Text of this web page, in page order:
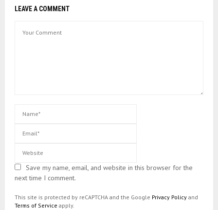
LEAVE A COMMENT
Save my name, email, and website in this browser for the
next time I comment.
This site is protected by reCAPTCHA and the Google Privacy Policy and
Terms of Service apply.